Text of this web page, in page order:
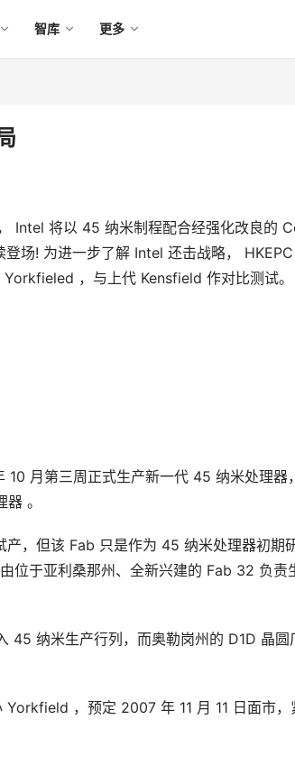
智库 更多
将以 45 纳米制程配合经强化改良的
场! 为进一步了解 Intel 还击战略，
，与上代 Kensfield 作对比测试。
月第三周正式生产新一代 45 纳米处理器
。
，但该 Fab 只是作为 45 纳米处理器初期
位于亚利桑那州、全新兴建的 Fab 32 负责
纳米生产行列，而奥勒岗州的 D1D 晶圆
，预定 2007 年 11 月 11 日面市，